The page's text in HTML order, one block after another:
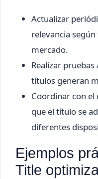
Actualizar
relevancia
mercado.
Realizar
títulos generan
Coordinar con el
que el título se
diferentes
Ejemplos
Title